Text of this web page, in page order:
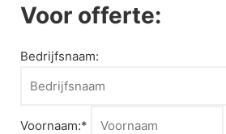
Voor offerte:
Bedrijfsnaam:
Voornaam:*